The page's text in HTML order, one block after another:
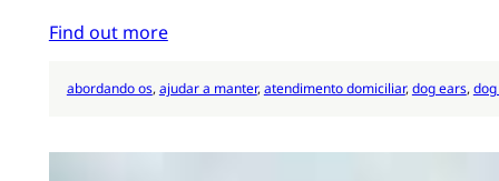
Find out more
abordando os, ajudar a manter, atendimento domiciliar, dog ears,